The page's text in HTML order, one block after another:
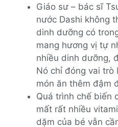
Giáo sư – bác sĩ
nước Dashi không
dinh dưỡng có
mang hương vị tự
nhiều dinh dưỡng,
Nó chỉ đóng vai trò
món ăn thêm đậm
Quá trình chế biến
mất rất nhiều
dặm của bé vẫn